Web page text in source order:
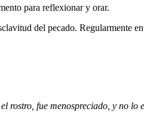
para reflexionar y orar.
del pecado. Regularmente
rostro, fue menospreciado, y no lo